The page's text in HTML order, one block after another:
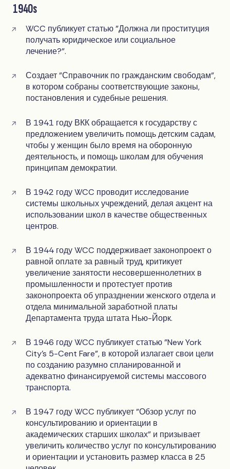
1940s
WCC публикует статью "Должна ли проституция
получать юридическое или социальное
лечение?".
Создает "Справочник по гражданским свободам",
в котором собраны соответствующие законы,
постановления и судебные решения.
В 1941 году ВКК обращается к государству с
предложением увеличить помощь детским садам,
чтобы у женщин было время на оборонную
деятельность, и помощь школам для обучения
принципам демократии.
В 1942 году WCC проводит исследование
системы школьных учреждений, делая акцент на
использовании школ в качестве общественных
центров.
В 1944 году WCC поддерживает законопроект о
равной оплате за равный труд, критикует
увеличение занятости несовершеннолетних в
промышленности и протестует против
законопроекта об упразднении женского отдела и
отдела минимальной заработной платы
Департамента труда штата Нью-Йорк.
В 1946 году WCC публикует статью "New York
City's 5-Cent Fare", в которой излагает свои цели
по созданию разумно спланированной и
адекватно финансируемой системы массового
транспорта.
В 1947 году WCC публикует "Обзор услуг по
консультированию и ориентации в
академических старших школах" и призывает
увеличить количество услуг по консультированию
и ориентации и установить размер класса в 25